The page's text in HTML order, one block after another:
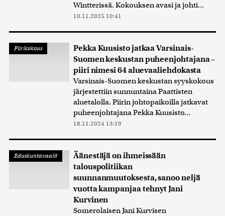
Wintterissä. Kokouksen avasi ja johti...
10.11.2025 10:41
Piirikokous
Pekka Kuusisto jatkaa Varsinais-
Suomen keskustan puheenjohtajana –
piiri nimesi 64 aluevaaliehdokasta
Varsinais-Suomen keskustan syyskokous
järjestettiin sunnuntaina Paattisten
aluetalolla. Piirin johtopaikoilla jatkavat
puheenjohtajana Pekka Kuusisto...
18.11.2024 13:19
Eduskuntavaalit
Äänestäjä on ihmeissään
talouspolitiikan
suunnanmuutoksesta, sanoo neljä
vuotta kampanjaa tehnyt Jani
Kurvinen
Somerolaisen Jani Kurvisen